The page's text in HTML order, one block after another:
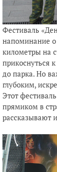
Фестиваль
напоминание о
километры на
прикоснуться
до парка. Но
глубоким,
Этот
прямиком в
рассказывают